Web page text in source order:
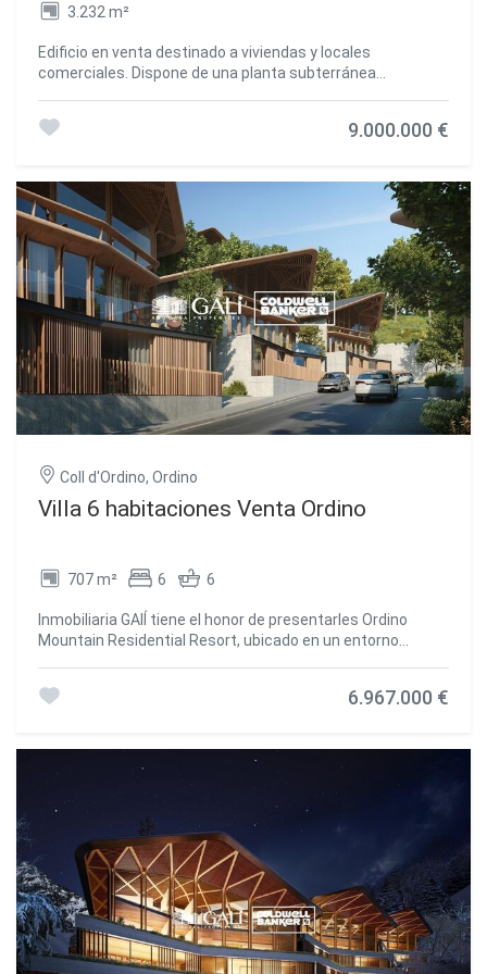
3.232 m²
Edificio en venta destinado a viviendas y locales
comerciales. Dispone de una planta subterránea
plantas corrientes ubican tres apartamentos por planta.
89,30 m2, local 3 con 104,90m2.~El edificio está distribuido
por planta baja (locales), 6 plantas con 3 apartamentos
cada uno, y ático.~Pisos de 2 y 3 dormitorios, de los 72m2
a 150 m2.~Ascensor. #ref:00169/5210
9.000.000 €
Coll d'Ordino, Ordino
Villa 6 habitaciones Venta Ordino
707 m² 6 6
Inmobiliaria GAlÍ tiene el honor de presentarles Ordino
Mountain Residential Resort, ubicado en un entorno
reinterpretación moderna de la arquitectura tradicional
erigirse como un convencional bloque de viviendas,
organiza una comunidad residencial exclusiva en torno a
un jardín común.~A pesar de ser materiales tradicionales,
la madera y la piedra se utilizan en el proyecto como
materiales contemporáneos, con la finalidad de conseguir
una imagen innovadora pero arraigada en el lugar. Grandes
paños de vidrio, orientados al increíble paisaje del país y a
los espacios comunes de la promoción, dotan al conjunto
de una imagen innovadora y acercan la naturaleza y la
arquitectura.~Se ofrecen unas impresionantes villas de
6.967.000 €